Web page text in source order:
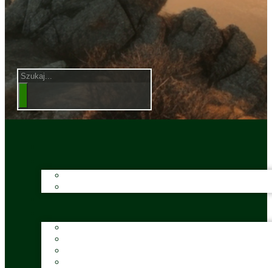
Szukaj